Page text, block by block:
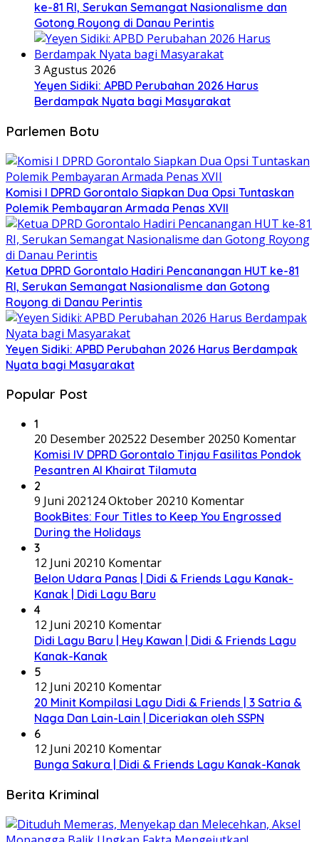
ke-81 RI, Serukan Semangat Nasionalisme dan
Gotong Royong di Danau Perintis
3 Agustus 2026
Yeyen Sidiki: APBD Perubahan 2026 Harus
Berdampak Nyata bagi Masyarakat
Parlemen Botu
Komisi I DPRD Gorontalo Siapkan Dua Opsi Tuntaskan
Polemik Pembayaran Armada Penas XVII
Ketua DPRD Gorontalo Hadiri Pencanangan HUT ke-81
RI, Serukan Semangat Nasionalisme dan Gotong
Royong di Danau Perintis
Yeyen Sidiki: APBD Perubahan 2026 Harus Berdampak
Nyata bagi Masyarakat
Popular Post
1
20 Desember 202522 Desember 20250 Komentar
Komisi IV DPRD Gorontalo Tinjau Fasilitas Pondok
Pesantren Al Khairat Tilamuta
2
9 Juni 202124 Oktober 20210 Komentar
BookBites: Four Titles to Keep You Engrossed
During the Holidays
3
12 Juni 20210 Komentar
Belon Udara Panas | Didi & Friends Lagu Kanak-
Kanak | Didi Lagu Baru
4
12 Juni 20210 Komentar
Didi Lagu Baru | Hey Kawan | Didi & Friends Lagu
Kanak-Kanak
5
12 Juni 20210 Komentar
20 Minit Kompilasi Lagu Didi & Friends | 3 Satria &
Naga Dan Lain-Lain | Diceriakan oleh SSPN
6
12 Juni 20210 Komentar
Bunga Sakura | Didi & Friends Lagu Kanak-Kanak
Berita Kriminal